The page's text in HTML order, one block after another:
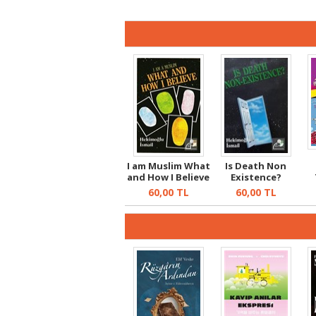
I am Muslim What
and How I Believe
60,00TL
Is Death Non
Existence?
60,00TL